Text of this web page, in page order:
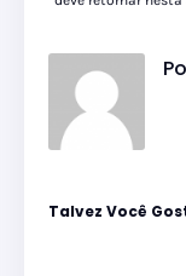
Talvez Você